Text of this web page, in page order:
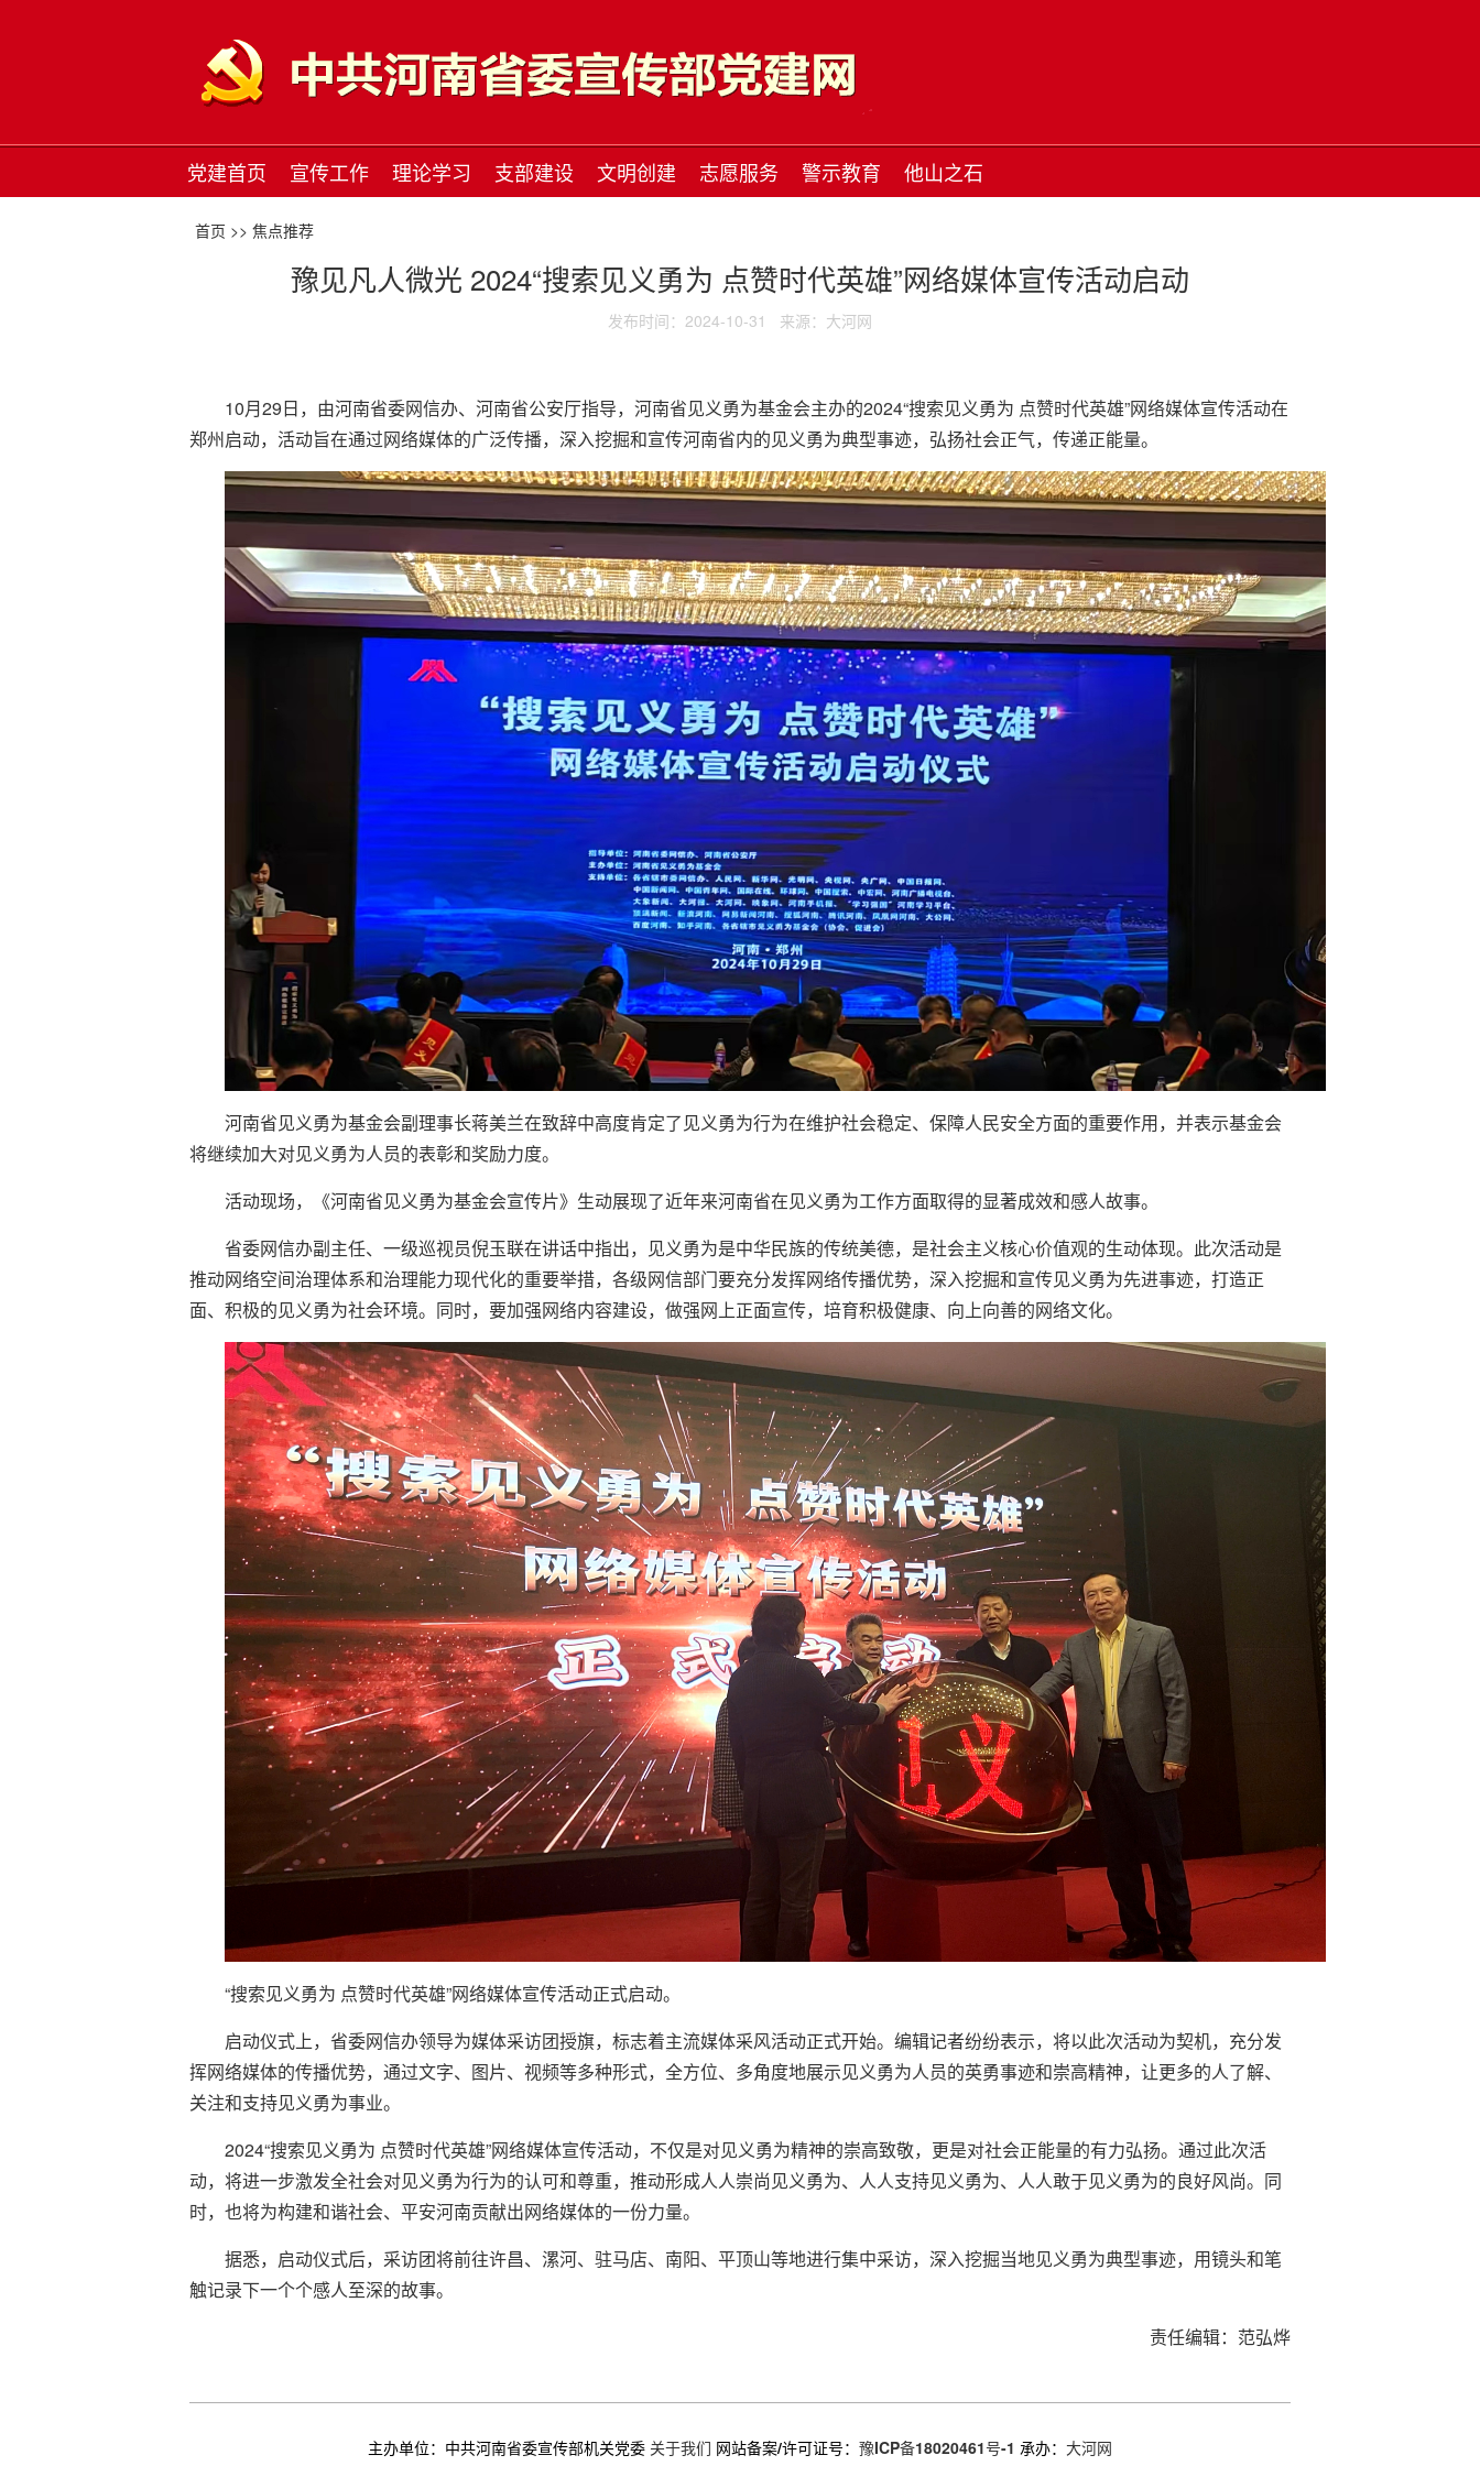
党建首页 宣传工作 理论学习 支部建设 文明创建 志愿服务 警示教育 他山之石
首页 >> 焦点推荐
豫见凡人微光 2024“搜索见义勇为 点赞时代英雄”网络媒体宣传活动启动
发布时间：2024-10-31 来源：大河网
10月29日，由河南省委网信办、河南省公安厅指导，河南省见义勇为基金会主办的2024“搜索见义勇为 点赞时代英雄”网络媒体宣传活动在
郑州启动，活动旨在通过网络媒体的广泛传播，深入挖掘和宣传河南省内的见义勇为典型事迹，弘扬社会正气，传递正能量。
河南省见义勇为基金会副理事长蒋美兰在致辞中高度肯定了见义勇为行为在维护社会稳定、保障人民安全方面的重要作用，并表示基金会
将继续加大对见义勇为人员的表彰和奖励力度。
活动现场，《河南省见义勇为基金会宣传片》生动展现了近年来河南省在见义勇为工作方面取得的显著成效和感人故事。
省委网信办副主任、一级巡视员倪玉联在讲话中指出，见义勇为是中华民族的传统美德，是社会主义核心价值观的生动体现。此次活动是
推动网络空间治理体系和治理能力现代化的重要举措，各级网信部门要充分发挥网络传播优势，深入挖掘和宣传见义勇为先进事迹，打造正
面、积极的见义勇为社会环境。同时，要加强网络内容建设，做强网上正面宣传，培育积极健康、向上向善的网络文化。
“搜索见义勇为 点赞时代英雄”网络媒体宣传活动正式启动。
启动仪式上，省委网信办领导为媒体采访团授旗，标志着主流媒体采风活动正式开始。编辑记者纷纷表示，将以此次活动为契机，充分发
挥网络媒体的传播优势，通过文字、图片、视频等多种形式，全方位、多角度地展示见义勇为人员的英勇事迹和崇高精神，让更多的人了解、
关注和支持见义勇为事业。
2024“搜索见义勇为 点赞时代英雄”网络媒体宣传活动，不仅是对见义勇为精神的崇高致敬，更是对社会正能量的有力弘扬。通过此次活
动，将进一步激发全社会对见义勇为行为的认可和尊重，推动形成人人崇尚见义勇为、人人支持见义勇为、人人敢于见义勇为的良好风尚。同
时，也将为构建和谐社会、平安河南贡献出网络媒体的一份力量。
据悉，启动仪式后，采访团将前往许昌、漯河、驻马店、南阳、平顶山等地进行集中采访，深入挖掘当地见义勇为典型事迹，用镜头和笔
触记录下一个个感人至深的故事。
责任编辑：范弘烨
主办单位：中共河南省委宣传部机关党委 关于我们 网站备案/许可证号： 豫ICP备18020461号-1 承办： 大河网